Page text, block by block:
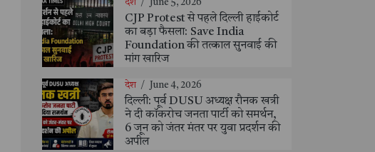
देश / June 5, 2026
CJP Protest से पहले दिल्ली हाईकोर्ट
का बड़ा फैसला: Save India
Foundation की तत्काल सुनवाई की
मांग खारिज
देश / June 4, 2026
दिल्ली: पूर्व DUSU अध्यक्ष रौनक खत्री
ने दी कॉकरोच जनता पार्टी को समर्थन,
6 जून को जंतर मंतर पर युवा प्रदर्शन की
अपील